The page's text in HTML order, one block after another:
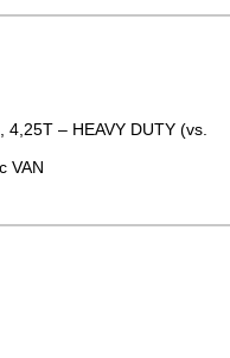
4,25T – HEAVY DUTY (vs.
VAN